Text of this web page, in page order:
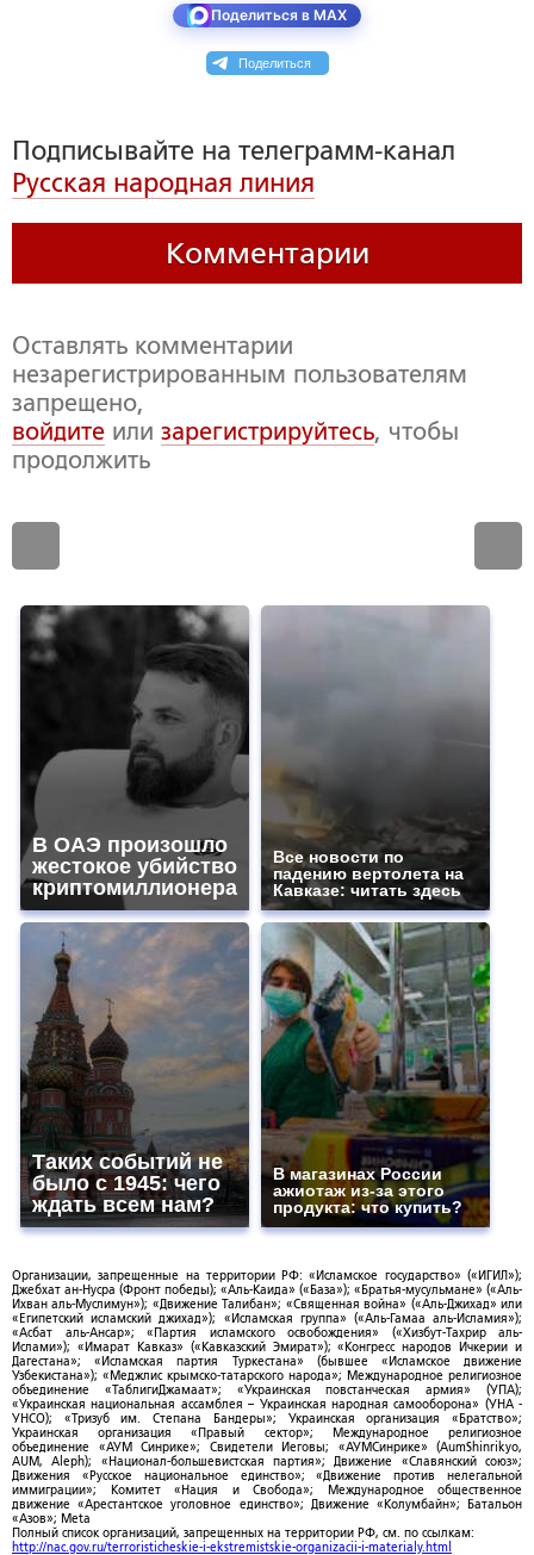
Поделиться в MAX
Поделиться
Подписывайте на телеграмм-канал
Русская народная линия
Комментарии
Оставлять комментарии
незарегистрированным пользователям
запрещено,
войдите или зарегистрируйтесь, чтобы
продолжить
В ОАЭ произошло
жестокое убийство
криптомиллионера
Все новости по
падению вертолета на
Кавказе: читать здесь
Таких событий не
было с 1945: чего
ждать всем нам?
В магазинах России
ажиотаж из-за этого
продукта: что купить?
Организации, запрещенные на территории РФ: «Исламское государство» («ИГИЛ»);
Джебхат ан-Нусра (Фронт победы); «Аль-Каида» («База»); «Братья-мусульмане» («Аль-
Ихван аль-Муслимун»); «Движение Талибан»; «Священная война» («Аль-Джихад» или
«Египетский исламский джихад»); «Исламская группа» («Аль-Гамаа аль-Исламия»);
«Асбат аль-Ансар»; «Партия исламского освобождения» («Хизбут-Тахрир аль-
Ислами»); «Имарат Кавказ» («Кавказский Эмират»); «Конгресс народов Ичкерии и
Дагестана»; «Исламская партия Туркестана» (бывшее «Исламское движение
Узбекистана»); «Меджлис крымско-татарского народа»; Международное религиозное
объединение «ТаблигиДжамаат»; «Украинская повстанческая армия» (УПА);
«Украинская национальная ассамблея – Украинская народная самооборона» (УНА -
УНСО); «Тризуб им. Степана Бандеры»; Украинская организация «Братство»;
Украинская организация «Правый сектор»; Международное религиозное
объединение «АУМ Синрике»; Свидетели Иеговы; «АУМСинрике» (AumShinrikyo,
AUM, Aleph); «Национал-большевистская партия»; Движение «Славянский союз»;
Движения «Русское национальное единство»; «Движение против нелегальной
иммиграции»; Комитет «Нация и Свобода»; Международное общественное
движение «Арестантское уголовное единство»; Движение «Колумбайн»; Батальон
«Азов»; Meta
Полный список организаций, запрещенных на территории РФ, см. по ссылкам:
http://nac.gov.ru/terroristicheskie-i-ekstremistskie-organizacii-i-materialy.html